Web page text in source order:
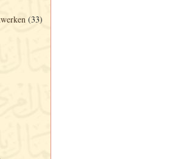
(33)